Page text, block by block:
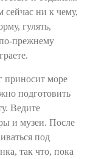
сейчас ни к чему,
гулять,
прежнему
приносит море
подготовить
Ведите
и музеи. После
под
так что, пока